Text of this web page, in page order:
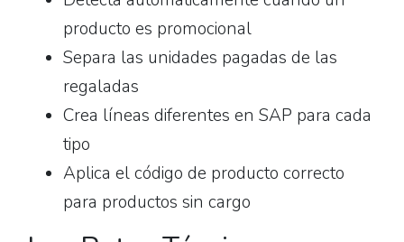
producto es promocional
Separa las unidades pagadas de las
regaladas
Crea líneas diferentes en SAP para cada
tipo
Aplica el código de producto correcto
para productos sin cargo